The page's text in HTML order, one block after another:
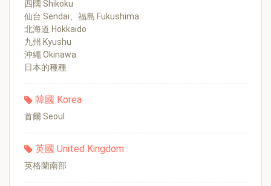
四國 Shikoku
仙台 Sendai、福島 Fukushima
北海道 Hokkaido
九州 Kyushu
沖繩 Okinawa
日本的種種
韓國 Korea
首爾 Seoul
英國 United Kingdom
英格蘭南部